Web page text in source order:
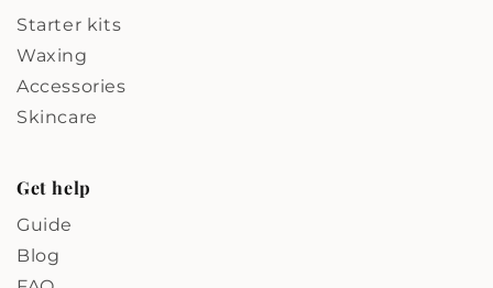
Starter kits
Waxing
Accessories
Skincare
Get help
Guide
Blog